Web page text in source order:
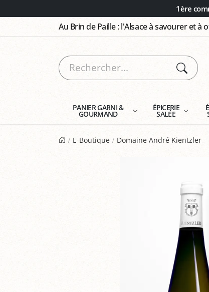
1ère
Au Brin de Paille : l'Alsace à savourer et à
PANIER GARNI &
GOURMAND
ÉPICERIE
SALÉE
E-Boutique Domaine André Kientzler